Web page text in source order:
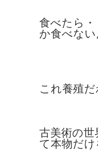
食べたら
か食べな
これ養殖
古美術の
て本物だ